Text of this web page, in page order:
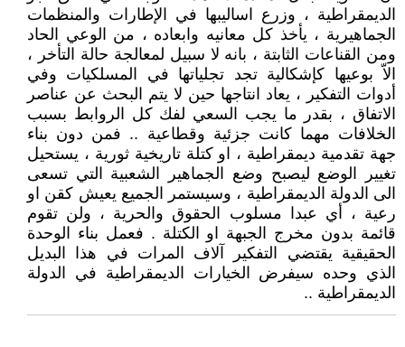
الديمقراطية ، وزرع اساليبها في الإطارات والمنظمات
الجماهيرية ، يأخذ كل معانيه وابعاده ، من الوعي الحاد
ومن القناعات الثابتة ، بانه لا سبيل لمعالجة حالة التأخر ،
الاّ بوعيها كإشكالية تجد تجلياتها في المسلكيات وفي
أدوات التفكير ، يعاد انتاجها حين لا يتم البحث عن عناصر
الاتفاق ، بقدر ما يجب السعي لفك كل الروابط بسبب
الخلافات مهما كانت جزئية وقطاعية .. فمن دون بناء
جهة تقدمية ديمقراطية ، او كتلة تاريخية ثورية ، يستحيل
تغيير الوضع ليصبح وضع الجماهير الشعبية التي تسعى
الى الدولة الديمقراطية ، وسيستمر الجميع يعيش كقن او
رعية ، أي عبدا مسلوب الحقوق والحرية ، ولن تقوم
قائمة بدون مخرج الجبهة او الكتلة . فعمل بناء الوحدة
الحقيقية يقتضي التفكير آلاف المرات في هذا البديل
الذي وحده سيفرض الخيارات الديمقراطية في الدولة
الديمقراطية ..